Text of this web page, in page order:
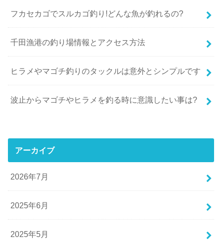
フカセカゴでスルカゴ釣り!どんな魚が釣れるの?
千田漁港の釣り場情報とアクセス方法
ヒラメやマゴチ釣りのタックルは意外とシンプルです
波止からマゴチやヒラメを釣る時に意識したい事は?
アーカイブ
2026年7月
2025年6月
2025年5月